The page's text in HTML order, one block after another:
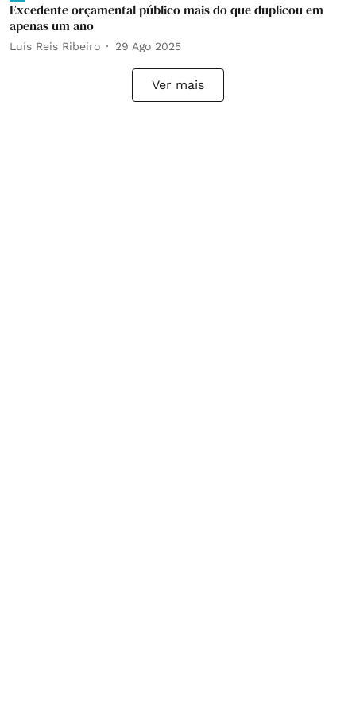
Excedente orçamental público mais do que duplicou em
apenas um ano
Luís Reis Ribeiro 29 Ago 2025
Ver mais